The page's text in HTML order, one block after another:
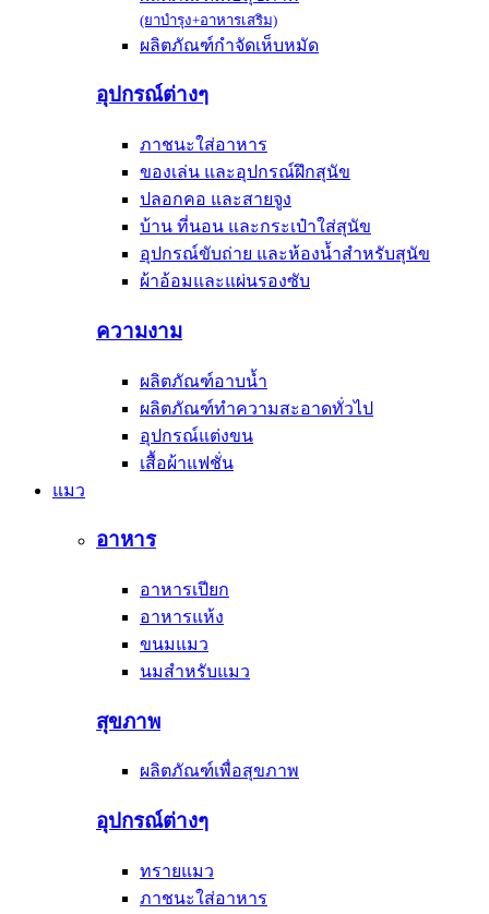
(ยาบำรุง+อาหารเสริม)
ผลิตภัณฑ์กำจัดเห็บหมัด
อุปกรณ์ต่างๆ
ภาชนะใส่อาหาร
ของเล่น และอุปกรณ์ฝึกสุนัข
ปลอกคอ และสายจูง
บ้าน ที่นอน และกระเป๋าใส่สุนัข
อุปกรณ์ขับถ่าย และห้องน้ำสำหรับสุนัข
ผ้าอ้อมและแผ่นรองซับ
ความงาม
ผลิตภัณฑ์อาบน้ำ
ผลิตภัณฑ์ทำความสะอาดทั่วไป
อุปกรณ์แต่งขน
เสื้อผ้าแฟชั่น
แมว
อาหาร
อาหารเปียก
อาหารแห้ง
ขนมแมว
นมสำหรับแมว
สุขภาพ
ผลิตภัณฑ์เพื่อสุขภาพ
อุปกรณ์ต่างๆ
ทรายแมว
ภาชนะใส่อาหาร